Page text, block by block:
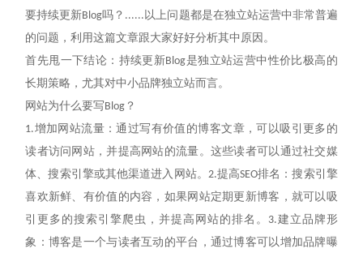
要持续更新Blog吗？ ...... 以上问题都是在独立站运营中非常普遍
的问题，利用这篇文章跟大家好好分析其中原因。
首先甩一下结论：持续更新Blog是独立站运营中性价比极高的
长期策略，尤其对中小品牌独立站而言。
网站为什么要写Blog ？
1.增加网站流量：通过写有价值的博客文章，可以吸引更多的
读者访问网站，并提高网站的流量。这些读者可以通过社交媒
体、搜索引擎或其他渠道进入网站。 2.提高SEO排名：搜索引擎
喜欢新鲜、有价值的内容，如果网站定期更新博客，就可以吸
引更多的搜索引擎爬虫，并提高网站的排名。 3.建立品牌形
象：博客是一个与读者互动的平台，通过博客可以增加品牌曝